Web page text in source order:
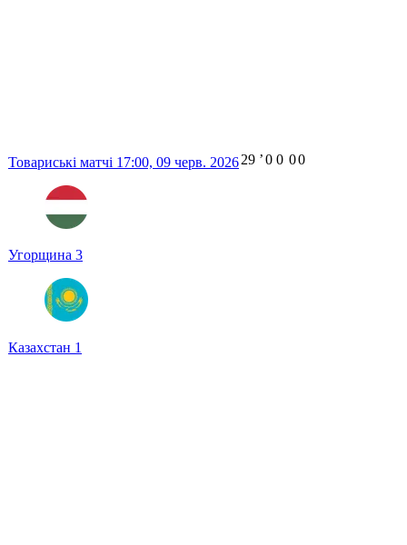
Товариські матчі 17:00, 09 черв. 2026
Угорщина 3
Казахстан 1
29 ʼ0 0 00